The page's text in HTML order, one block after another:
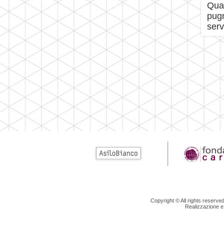
Copyright © All rights
Realizzazione